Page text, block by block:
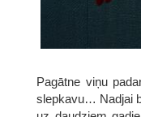
Pagātne viņu
slepkavu… Nadjai